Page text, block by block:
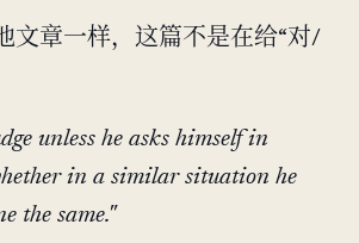
文章一样，这篇不是在给“对/
unless he asks himself in
in a similar situation he
the same."